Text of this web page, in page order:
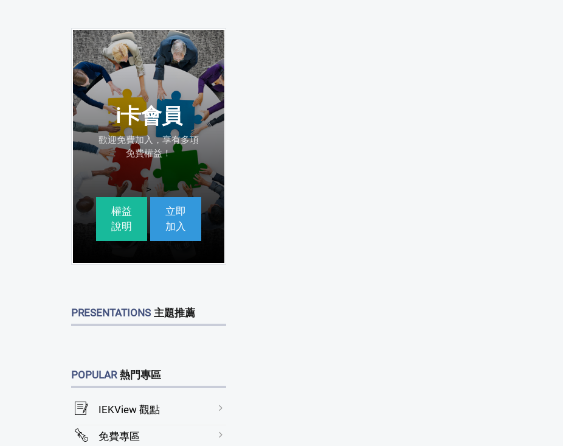
i卡會員
歡迎免費加入，享有多項
免費權益！
>
權益
說明
立即
加入
PRESENTATIONS 主題推薦
POPULAR 熱門專區
IEKView 觀點
免費專區